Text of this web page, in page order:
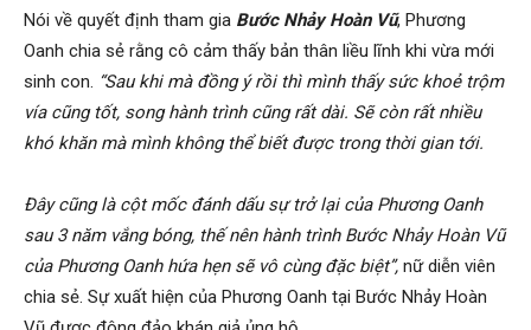
Nói về quyết định tham gia Bước Nhảy Hoàn Vũ, Phương
Oanh chia sẻ rằng cô cảm thấy bản thân liều lĩnh khi vừa mới
sinh con. “Sau khi mà đồng ý rồi thì mình thấy sức khoẻ trộm
vía cũng tốt, song hành trình cũng rất dài. Sẽ còn rất nhiều
khó khăn mà mình không thể biết được trong thời gian tới.
Đây cũng là cột mốc đánh dấu sự trở lại của Phương Oanh
sau 3 năm vắng bóng, thế nên hành trình Bước Nhảy Hoàn Vũ
của Phương Oanh hứa hẹn sẽ vô cùng đặc biệt”, nữ diễn viên
chia sẻ. Sự xuất hiện của Phương Oanh tại Bước Nhảy Hoàn